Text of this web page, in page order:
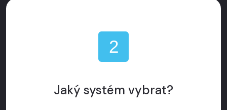
2
Jaký systém vybrat?